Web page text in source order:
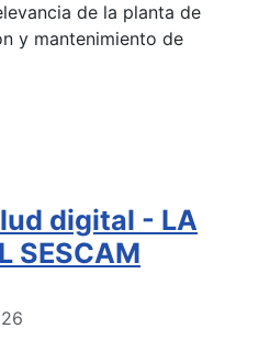
de la planta de
y mantenimiento de
digital - LA
SESCAM